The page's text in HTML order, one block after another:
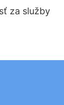
za služby